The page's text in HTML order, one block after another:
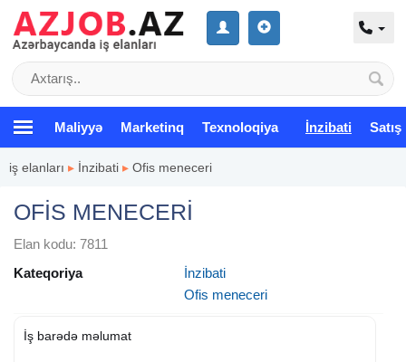
Maliyyə Marketinq Texnoloqiya İnzibati Satış
iş elanları ▸ İnzibati ▸ Ofis meneceri
OFİS MENECERİ
Elan kodu: 7811
Kateqoriya
İnzibati
Ofis meneceri
İş barədə məlumat